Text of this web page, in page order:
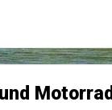
Motorrad